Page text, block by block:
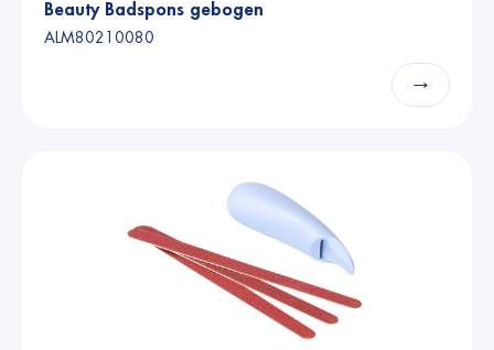
Beauty Badspons gebogen
ALM80210080
→